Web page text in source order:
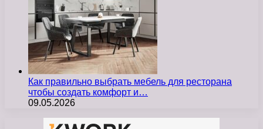
Как правильно выбрать мебель для ресторана
чтобы создать комфорт и…
09.05.2026